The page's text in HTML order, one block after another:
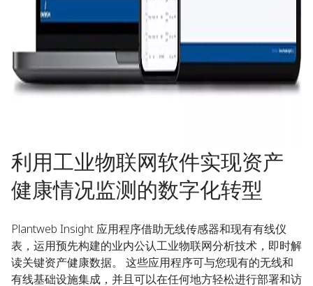
利用工业物联网软件实现资产
健康情况监测的数字化转型​
Plantweb Insight 应用程序借助无线传感器和现有有线仪
表，运用预先构建的业内公认工业物联网分析技术，即时解
读关键资产健康数据。 这些应用程序可与您现有的无线和
有线基础设施集成，并且可以在任何地方轻松进行部署和访